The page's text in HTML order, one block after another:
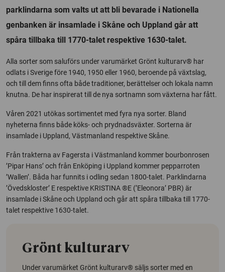
parklindarna som valts ut att bli bevarade i Nationella
genbanken är insamlade i Skåne och Uppland går att
spåra tillbaka till 1770-talet respektive 1630-talet.
Alla sorter som saluförs under varumärket Grönt kulturarv® har
odlats i Sverige före 1940, 1950 eller 1960, beroende på växtslag,
och till dem finns ofta både traditioner, berättelser och lokala namn
knutna. De har inspirerat till de nya sortnamn som växterna har fått.
Våren 2021 utökas sortimentet med fyra nya sorter. Bland
nyheterna finns både köks- och prydnadsväxter. Sorterna är
insamlade i Uppland, Västmanland respektive Skåne.
Från trakterna av Fagersta i Västmanland kommer bourbonrosen
’Pipar Hans’ och från Enköping i Uppland kommer pepparroten
’Wallen’. Båda har funnits i odling sedan 1800-talet. Parklindarna
’Övedskloster’ E respektive KRISTINA ®E (’Eleonora’ PBR) är
insamlade i Skåne och Uppland och går att spåra tillbaka till 1770-
talet respektive 1630-talet.
Grönt kulturarv
Under varumärket Grönt kulturarv® säljs sorter med en